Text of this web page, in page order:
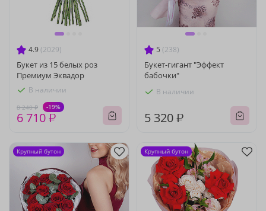
4.9 (2029)
Букет из 15 белых роз
Премиум Эквадор
В наличии
8 240 ₽ -19%
6 710 ₽
5 (238)
Букет-гигант "Эффект
бабочки"
В наличии
5 320 ₽
Крупный бутон Крупный бутон